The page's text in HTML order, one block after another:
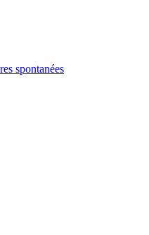
spontanées